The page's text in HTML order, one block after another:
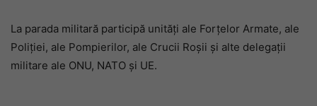
La parada militară participă unități ale Forțelor Armate, ale
Poliției, ale Pompierilor, ale Crucii Roșii și alte delegații
militare ale ONU, NATO și UE.